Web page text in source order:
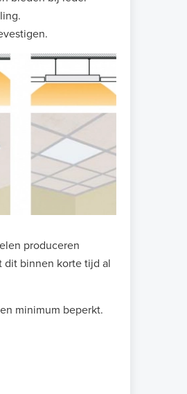
produceren
dit binnen korte tijd al
minimum beperkt.